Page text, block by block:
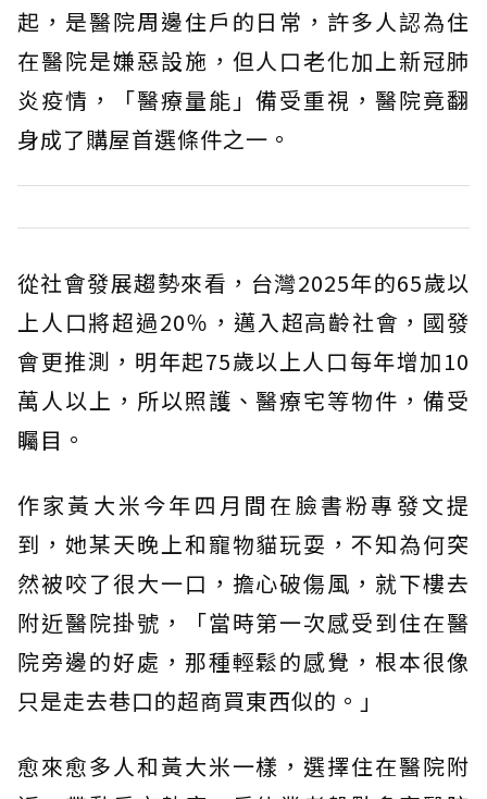
起，是醫院周邊住戶的日常，許多人認為住
在醫院是嫌惡設施，但人口老化加上新冠肺
炎疫情，「醫療量能」備受重視，醫院竟翻
身成了購屋首選條件之一。
從社會發展趨勢來看，台灣2025年的65歲以
上人口將超過20％，邁入超高齡社會，國發
會更推測，明年起75歲以上人口每年增加10
萬人以上，所以照護、醫療宅等物件，備受
矚目。
作家黃大米今年四月間在臉書粉專發文提
到，她某天晚上和寵物貓玩耍，不知為何突
然被咬了很大一口，擔心破傷風，就下樓去
附近醫院掛號，「當時第一次感受到住在醫
院旁邊的好處，那種輕鬆的感覺，根本很像
只是走去巷口的超商買東西似的。」
愈來愈多人和黃大米一樣，選擇住在醫院附